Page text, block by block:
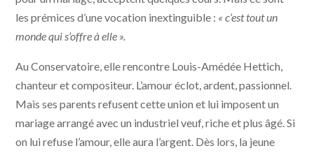
les prémices d’une vocation inextinguible : « c’est tout un
monde qui s’offre à elle ».
Au Conservatoire, elle rencontre Louis-Amédée Hettich,
chanteur et compositeur. L’amour éclot, ardent, passionnel.
Mais ses parents refusent cette union et lui imposent un
mariage arrangé avec un industriel veuf, riche et plus âgé. Si
on lui refuse l’amour, elle aura l’argent. Dès lors, la jeune